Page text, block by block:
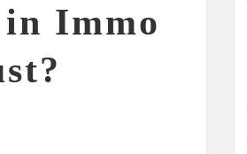
Immo